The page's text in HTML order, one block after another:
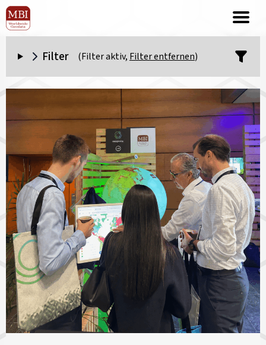
Filter (Filter aktiv, Filter entfernen)